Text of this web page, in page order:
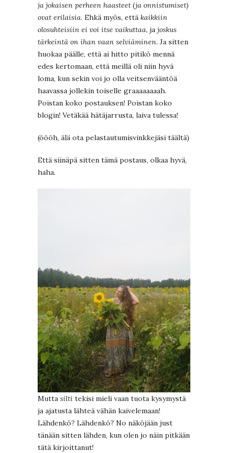
ja jokaisen perheen haasteet (ja onnistumiset)
ovat erilaisia. Ehkä myös, että kaikkiin
olosuhteisiin ei voi itse vaikuttaa, ja joskus
tärkeintä on ihan vaan selviäminen. Ja sitten
huokaa päälle, että ai hitto pitikö mennä
edes kertomaan, että meillä oli niin hyvä
loma, kun sekin voi jo olla veitsenvääntöä
haavassa jollekin toiselle graaaaaaaah.
Poistan koko postauksen! Poistan koko
blogin! Vetäkää hätäjarrusta, laiva tulessa!
(öööh, älä ota pelastautumisvinkkejäsi täältä)
Että siinäpä sitten tämä postaus, olkaa hyvä,
haha.
Mutta silti tekisi mieli vaan tuota kysymystä
ja ajatusta lähteä vähän kaivelemaan!
Lähdenkö? Lähdenkö? No näköjään just
tänään sitten lähden, kun olen jo näin pitkään
tätä kirjoittanut!